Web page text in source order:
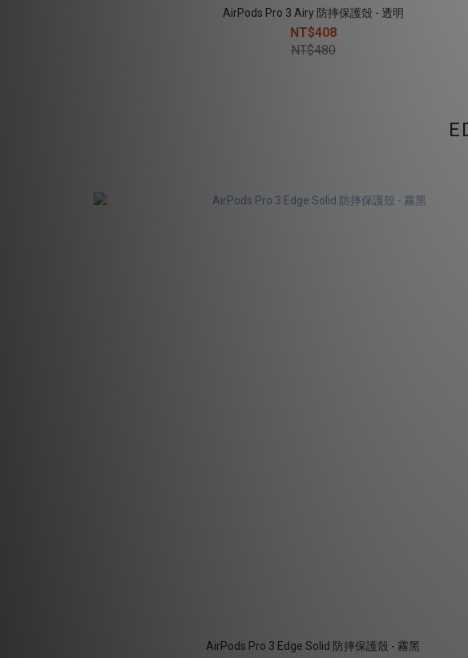
AirPods Pro 3 Airy 防摔保護殼 - 透明
NT$408
NT$480
AirPods Pro 3 Edge Solid 防摔保護殼 - 霧黑